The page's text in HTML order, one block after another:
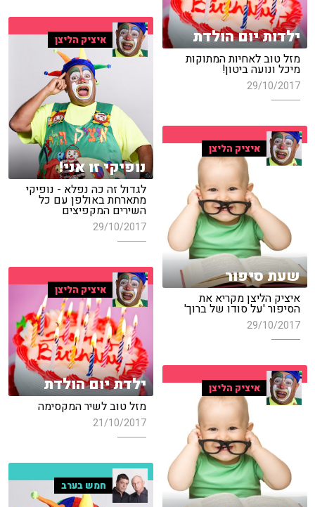
ילדות יום הולדת
מזל טוב לאחיות המתוקות
מיכל ונועה ביטון!
29/10/2017
איציק הליצן
נופיקי זו אני!
לגדול זה כה נפלא - נופיקי
מתארחת באולפן עם כל
השירים המקפיצים
29/10/2017
איציק הליצן
שעת סיפור
איציק הליצן מקריא את
הסיפור 'על סודו של ברוך'
29/10/2017
איציק הליצן
ילדת יום הולדת
מזל טוב לשיר המקסימה
21/10/2017
איציק הליצן
חמש בערב